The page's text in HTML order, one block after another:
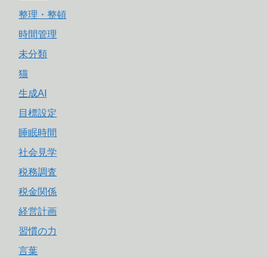
整理・整頓
時間管理
未分類
猫
生成AI
目標設定
睡眠時間
社会見学
税務調査
税金関係
経営計画
習慣の力
言葉